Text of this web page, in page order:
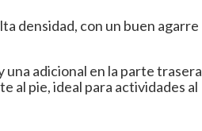
densidad, con un buen agarre
adicional en la parte trasera
al pie, ideal para actividades al